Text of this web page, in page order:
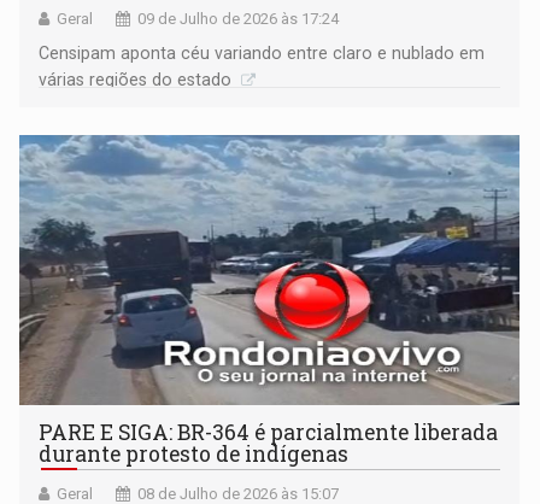
Geral 09 de Julho de 2026 às 17:24
Censipam aponta céu variando entre claro e nublado em
várias regiões do estado
PARE E SIGA: BR-364 é parcialmente liberada
durante protesto de indígenas
Geral 08 de Julho de 2026 às 15:07